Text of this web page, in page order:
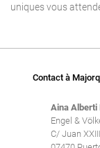
uniques vous
Contact à
Aina Alberti
Engel &
C/ Juan